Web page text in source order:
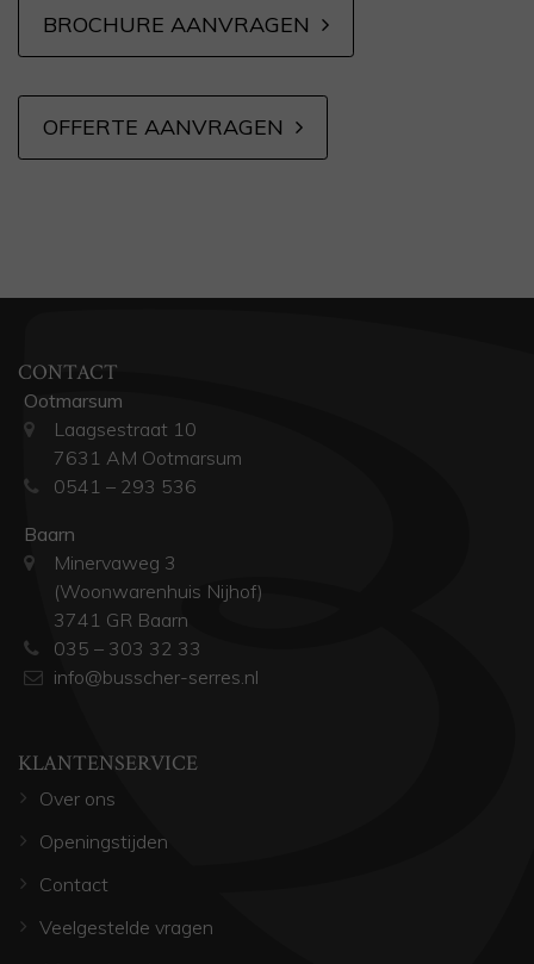
BROCHURE AANVRAGEN
OFFERTE AANVRAGEN
CONTACT
Ootmarsum
Laagsestraat 10
7631 AM Ootmarsum
0541 – 293 536
Baarn
Minervaweg 3
(Woonwarenhuis Nijhof)
3741 GR Baarn
035 – 303 32 33
info@busscher-serres.nl
KLANTENSERVICE
Over ons
Openingstijden
Contact
Veelgestelde vragen